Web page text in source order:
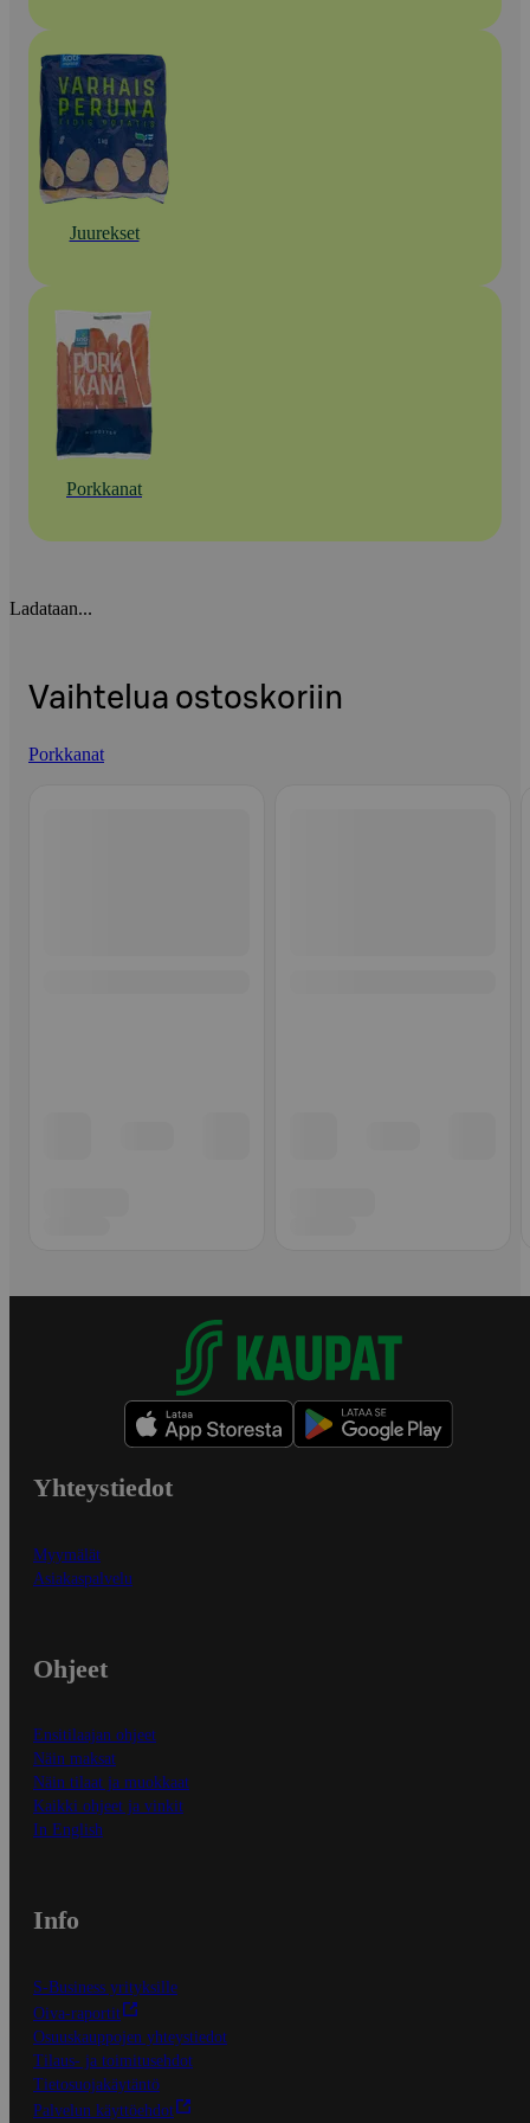
Juurekset
Porkkanat
Ladataan...
Vaihtelua ostoskoriin
Porkkanat
Yhteystiedot
Myymälät
Asiakaspalvelu
Ohjeet
Ensitilaajan ohjeet
Näin maksat
Näin tilaat ja muokkaat
Kaikki ohjeet ja vinkit
In English
Info
S-Business yrityksille
Oiva-raportit
Osuuskauppojen yhteystiedot
Tilaus- ja toimitusehdot
Tietosuojakäytäntö
Palvelun käyttöehdot